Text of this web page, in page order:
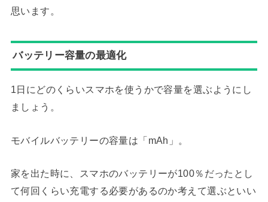
思います。
バッテリー容量の最適化
1日にどのくらいスマホを使うかで容量を選ぶようにし
ましょう。
モバイルバッテリーの容量は「mAh」。
家を出た時に、スマホのバッテリーが100％だったとし
て何回くらい充電する必要があるのか考えて選ぶといい